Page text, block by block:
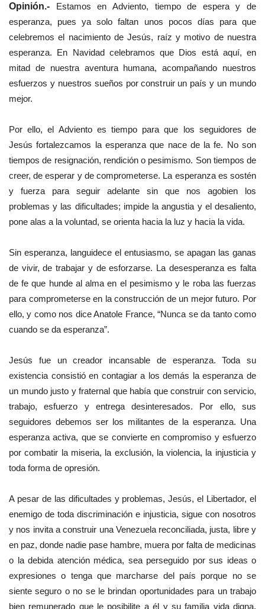
Opinión.- Estamos en Adviento, tiempo de espera y de
esperanza, pues ya solo faltan unos pocos días para que
celebremos el nacimiento de Jesús, raíz y motivo de nuestra
esperanza. En Navidad celebramos que Dios está aquí, en
mitad de nuestra aventura humana, acompañando nuestros
esfuerzos y nuestros sueños por construir un país y un mundo
mejor.
Por ello, el Adviento es tiempo para que los seguidores de
Jesús fortalezcamos la esperanza que nace de la fe. No son
tiempos de resignación, rendición o pesimismo. Son tiempos de
creer, de esperar y de comprometerse. La esperanza es sostén
y fuerza para seguir adelante sin que nos agobien los
problemas y las dificultades; impide la angustia y el desaliento,
pone alas a la voluntad, se orienta hacia la luz y hacia la vida.
Sin esperanza, languidece el entusiasmo, se apagan las ganas
de vivir, de trabajar y de esforzarse. La desesperanza es falta
de fe que hunde al alma en el pesimismo y le roba las fuerzas
para comprometerse en la construcción de un mejor futuro. Por
ello, y como nos dice Anatole France, “Nunca se da tanto como
cuando se da esperanza”.
Jesús fue un creador incansable de esperanza. Toda su
existencia consistió en contagiar a los demás la esperanza de
un mundo justo y fraternal que había que construir con servicio,
trabajo, esfuerzo y entrega desinteresados. Por ello, sus
seguidores debemos ser los militantes de la esperanza. Una
esperanza activa, que se convierte en compromiso y esfuerzo
por combatir la miseria, la exclusión, la violencia, la injusticia y
toda forma de opresión.
A pesar de las dificultades y problemas, Jesús, el Libertador, el
enemigo de toda discriminación e injusticia, sigue con nosotros
y nos invita a construir una Venezuela reconciliada, justa, libre y
en paz, donde nadie pase hambre, muera por falta de medicinas
o la debida atención médica, sea perseguido por sus ideas o
expresiones o tenga que marcharse del país porque no se
siente seguro o no se le brindan oportunidades para un trabajo
bien remunerado que le posibilite a él y su familia vida digna.